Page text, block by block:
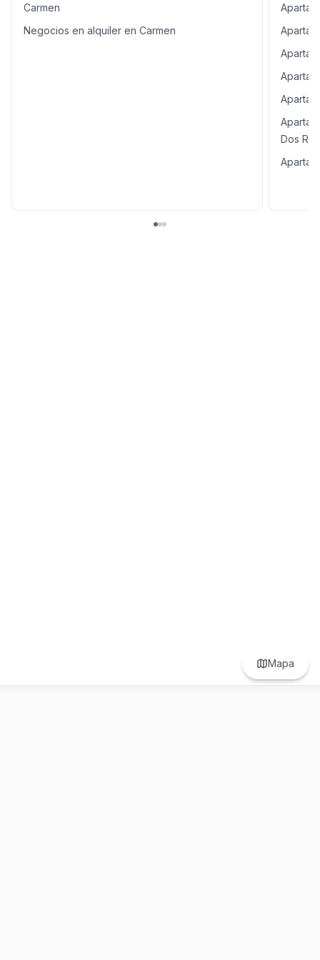
Mapa
Carmen
Negocios en alquiler en Carmen
Dos